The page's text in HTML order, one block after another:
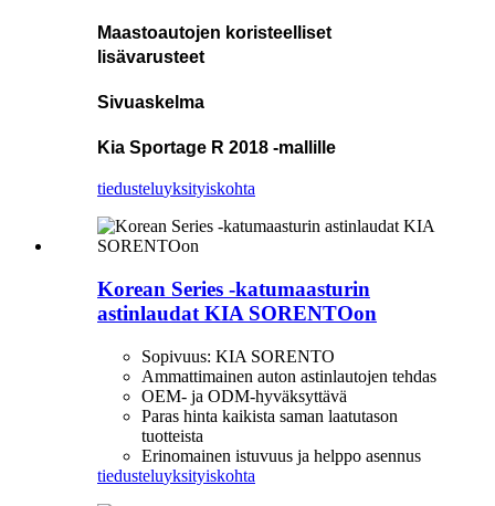
Maastoautojen koristeelliset
lisävarusteet
Sivuaskelma
Kia Sportage R 2018 -mallille
tiedusteluyksityiskohta
Korean Series -katumaasturin
astinlaudat KIA SORENTOon
Sopivuus: KIA SORENTO
Ammattimainen auton astinlautojen tehdas
OEM- ja ODM-hyväksyttävä
Paras hinta kaikista saman laatutason
tuotteista
Erinomainen istuvuus ja helppo asennus
tiedusteluyksityiskohta